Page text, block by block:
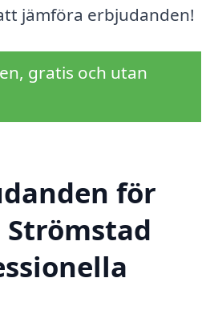
jämföra erbjudanden!
gratis och utan
för